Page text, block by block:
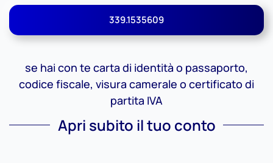
339.1535609
se hai con te carta di identità o passaporto,
codice fiscale, visura camerale o certificato di
partita IVA
Apri subito il tuo conto